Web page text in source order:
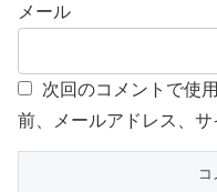
メール
次回のコメントで使
前、メールアドレス、サ